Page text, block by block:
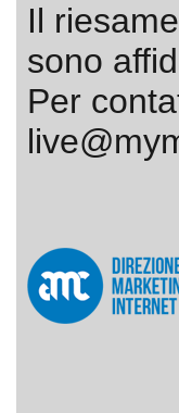
Il
sono
Per